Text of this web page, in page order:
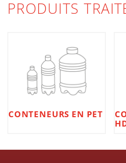
PRODUITS
CONTENEURS EN PET